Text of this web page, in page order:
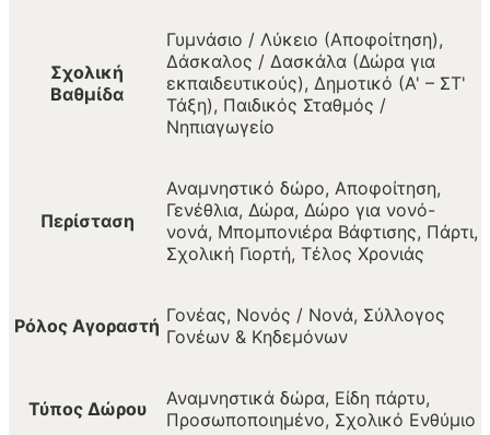
Σχολική
Βαθμίδα
Γυμνάσιο / Λύκειο (Αποφοίτηση),
Δάσκαλος / Δασκάλα (Δώρα για
εκπαιδευτικούς), Δημοτικό (Α' – ΣΤ'
Τάξη), Παιδικός Σταθμός /
Νηπιαγωγείο
Περίσταση
Αναμνηστικό δώρο, Αποφοίτηση,
Γενέθλια, Δώρα, Δώρο για νονό-
νονά, Μπομπονιέρα Βάφτισης, Πάρτι,
Σχολική Γιορτή, Τέλος Χρονιάς
Ρόλος Αγοραστή Γονέας, Νονός / Νονά, Σύλλογος
Γονέων & Κηδεμόνων
Τύπος Δώρου
Αναμνηστικά δώρα, Είδη πάρτυ,
Προσωποποιημένο, Σχολικό Ενθύμιο